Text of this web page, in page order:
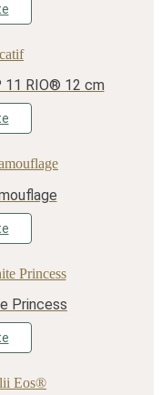
11 RIO® 12 cm
Princess